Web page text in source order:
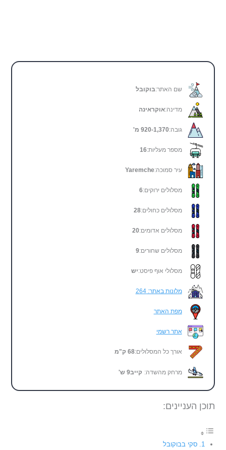
שם האתר:בוקובל
מסלולים ירוקים:6
מלונות באתר: 264
מדינה:אוקראינה
מסלולים כחולים:28
מפת האתר
גובה:920-1,370 מ'
מסלולים אדומים:20
אתר רשמי
מספר מעליות:16
מסלולים שחורים:9
אורך כל המסלולים:68 ק"מ
עיר סמוכה:Yaremche
מסלולי אוף פיסט:יש
מרחק מהשדה: קייב9 ש'
תוכן העניינים:
סקי בבוקובל